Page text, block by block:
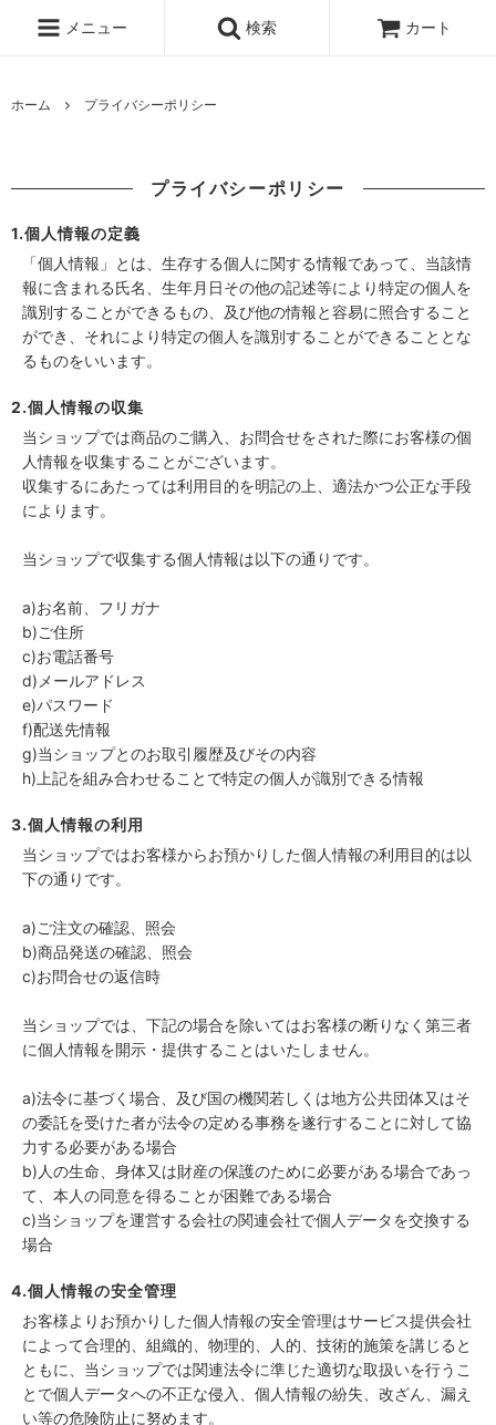
メニュー 検索 カート
ホーム プライバシーポリシー
プライバシーポリシー
1.個人情報の定義
「個人情報」とは、生存する個人に関する情報であって、当該情
報に含まれる氏名、生年月日その他の記述等により特定の個人を
識別することができるもの、及び他の情報と容易に照合すること
ができ、それにより特定の個人を識別することができることとな
るものをいいます。
2.個人情報の収集
当ショップでは商品のご購入、お問合せをされた際にお客様の個
人情報を収集することがございます。
収集するにあたっては利用目的を明記の上、適法かつ公正な手段
によります。
当ショップで収集する個人情報は以下の通りです。
a)お名前、フリガナ
b)ご住所
c)お電話番号
d)メールアドレス
e)パスワード
f)配送先情報
g)当ショップとのお取引履歴及びその内容
h)上記を組み合わせることで特定の個人が識別できる情報
3.個人情報の利用
当ショップではお客様からお預かりした個人情報の利用目的は以
下の通りです。
a)ご注文の確認、照会
b)商品発送の確認、照会
c)お問合せの返信時
当ショップでは、下記の場合を除いてはお客様の断りなく第三者
に個人情報を開示・提供することはいたしません。
a)法令に基づく場合、及び国の機関若しくは地方公共団体又はそ
の委託を受けた者が法令の定める事務を遂行することに対して協
力する必要がある場合
b)人の生命、身体又は財産の保護のために必要がある場合であっ
て、本人の同意を得ることが困難である場合
c)当ショップを運営する会社の関連会社で個人データを交換する
場合
4.個人情報の安全管理
お客様よりお預かりした個人情報の安全管理はサービス提供会社
によって合理的、組織的、物理的、人的、技術的施策を講じると
ともに、当ショップでは関連法令に準じた適切な取扱いを行うこ
とで個人データへの不正な侵入、個人情報の紛失、改ざん、漏え
い等の危険防止に努めます。